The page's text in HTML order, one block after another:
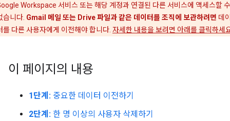
Workspace 서비스 또는 해당 계정과 연결된 다른 서비스에 액세스할 수
습니다. Gmail 메일 또는 Drive 파일과 같은 데이터를 조직에 보관하려면 데
를 다른 사용자에게 이전해야 합니다. 자세한 내용을 보려면 아래를 클릭하세
이 페이지의 내용
1단계: 중요한 데이터 이전하기
2단계: 한 명 이상의 사용자 삭제하기